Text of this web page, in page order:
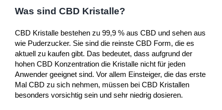
Was sind CBD Kristalle?
CBD Kristalle bestehen zu 99,9 % aus CBD und sehen aus
wie Puderzucker. Sie sind die reinste CBD Form, die es
aktuell zu kaufen gibt. Das bedeutet, dass aufgrund der
hohen CBD Konzentration die Kristalle nicht für jeden
Anwender geeignet sind. Vor allem Einsteiger, die das erste
Mal CBD zu sich nehmen, müssen bei CBD Kristallen
besonders vorsichtig sein und sehr niedrig dosieren.